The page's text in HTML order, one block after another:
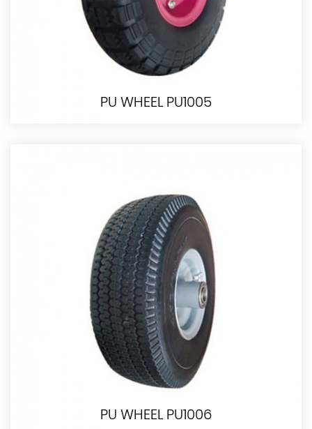
PU WHEEL PU1005
PU WHEEL PU1006